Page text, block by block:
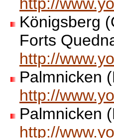
Königsberg
Forts
http://
Palmnicken
http://
Palmnicken
http://